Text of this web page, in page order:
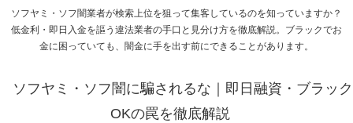
ソフヤミ・ソフ闇業者が検索上位を狙って集客しているのを知っていますか？
低金利・即日入金を謳う違法業者の手口と見分け方を徹底解説。ブラックでお
金に困っていても、闇金に手を出す前にできることがあります。
ソフヤミ・ソフ闇に騙されるな｜即日融資・ブラック
OKの罠を徹底解説